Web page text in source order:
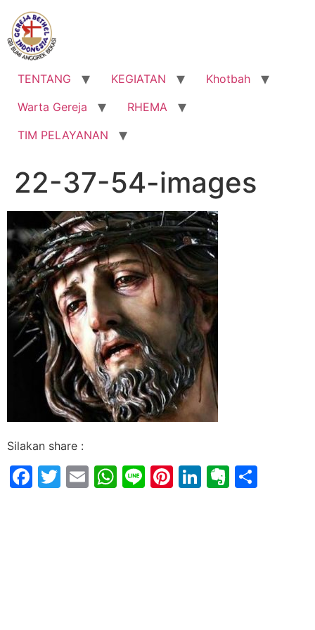
Lewati
konten
TENTANG KEGIATAN
Khotbah
Warta Gereja
RHEMA
TIM PELAYANAN
22-37-54-images
Silakan share :
Facebook
Twitter
EmailWhatsApp
LinePinterest
LinkedIn